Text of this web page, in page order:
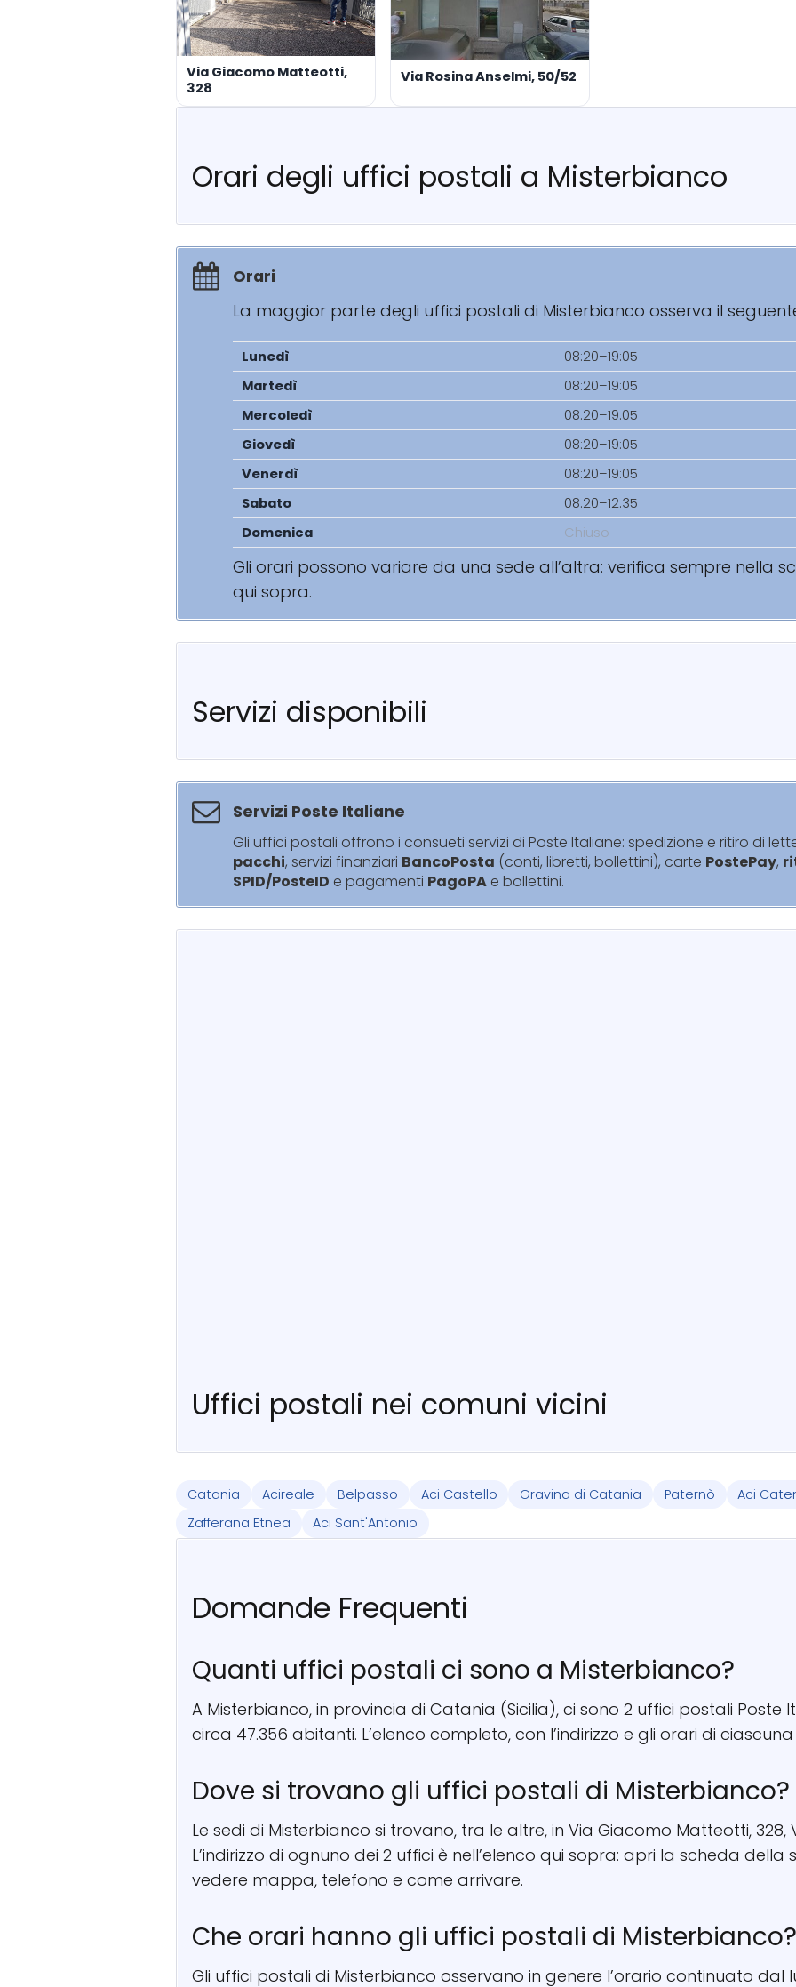
Via Giacomo Matteotti,
328
Via Rosina Anselmi, 50/52
Orari degli uffici postali a Misterbianco
Orari
La maggior parte degli uffici postali di Misterbianco osserva il
Lunedì
08:20–19:05
Martedì
08:20–19:05
Mercoledì
08:20–19:05
Giovedì
08:20–19:05
Venerdì
08:20–19:05
Sabato
08:20–12:35
Domenica
Chiuso
Gli orari possono variare da una sede all’altra: verifica sempre nella
qui sopra.
Servizi disponibili
Servizi Poste Italiane
Gli uffici postali offrono i consueti servizi di Poste Italiane: spedizione e ritiro di
pacchi, servizi finanziari BancoPosta (conti, libretti, bollettini), carte PostePay,
SPID/PosteID e pagamenti PagoPA e bollettini.
Uffici postali nei comuni vicini
Catania Acireale Belpasso Aci Castello Gravina di Catania Paternò Aci
Zafferana Etnea
Aci Sant'Antonio
Domande Frequenti
Quanti uffici postali ci sono a Misterbianco?
A Misterbianco, in provincia di Catania (Sicilia), ci sono 2 uffici postali Poste
circa 47.356 abitanti. L’elenco completo, con l’indirizzo e gli orari di
Dove si trovano gli uffici postali di Misterbianco?
Le sedi di Misterbianco si trovano, tra le altre, in Via Giacomo Matteotti, 328,
L’indirizzo di ognuno dei 2 uffici è nell’elenco qui sopra: apri la scheda
vedere mappa, telefono e come arrivare.
Che orari hanno gli uffici postali di Misterbianco?
Gli uffici postali di Misterbianco osservano in genere l’orario continuato dal